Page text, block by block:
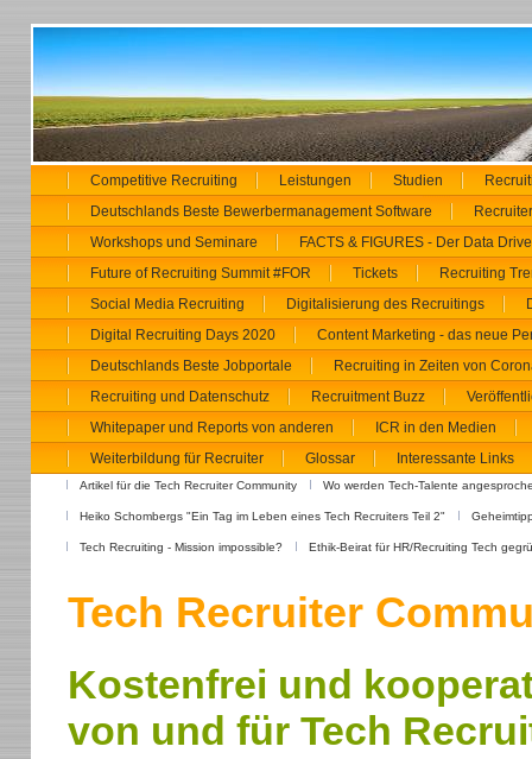
Competitive Recruiting Leistungen Studien
Deutschlands Beste Bewerbermanagement Software
Workshops und Seminare
FACTS & FIGURES - Der Data
Future of Recruiting Summit #FOR
Tickets
Recruiting
Social Media Recruiting
Digitalisierung des Recruitings
Digital Recruiting Days 2020
Content Marketing - das neue
Deutschlands Beste Jobportale
Recruiting in Zeiten von
Recruiting und Datenschutz
Recruitment Buzz
Whitepaper und Reports von anderen
ICR in den Medien
Weiterbildung für Recruiter
Glossar Interessante Links
Artikel für die Tech Recruiter Community Wo werden Tech-Talente
Heiko Schombergs "Ein Tag im Leben eines Tech Recruiters Teil 2"
Tech Recruiting - Mission impossible? Ethik-Beirat für HR/Recruiting Tech
Tech Recruiter
Kostenfrei und
von und für Tech